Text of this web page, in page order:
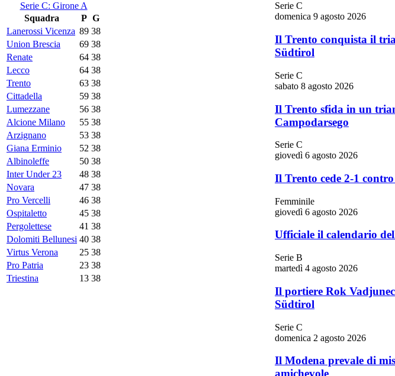
Serie C: Girone A
Squadra
P G
Lanerossi Vicenza 89 38
Union Brescia
69 38
Renate
64 38
Lecco
64 38
Trento
63 38
Cittadella
59 38
Lumezzane
56 38
Alcione Milano
55 38
Arzignano
53 38
Giana Erminio
52 38
Albinoleffe
50 38
Inter Under 23
48 38
Novara
47 38
Pro Vercelli
46 38
Ospitaletto
45 38
Pergolettese
41 38
Dolomiti Bellunesi 40 38
Virtus Verona
25 38
Pro Patria
23 38
Triestina
13 38
Serie C
domenica 9 agosto 2026
Il Trento conquista il
Südtirol
Serie C
sabato 8 agosto 2026
Il Trento sfida in un
Campodarsego
Serie C
giovedì 6 agosto 2026
Il Trento cede 2-1
Femminile
giovedì 6 agosto 2026
Ufficiale il calendario
Serie B
martedì 4 agosto 2026
Il portiere Rok
Südtirol
Serie C
domenica 2 agosto 2026
Il Modena prevale di